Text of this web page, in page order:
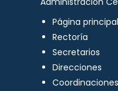
Página principal
Rectoría
Secretarios
Direcciones
Coordinaciones